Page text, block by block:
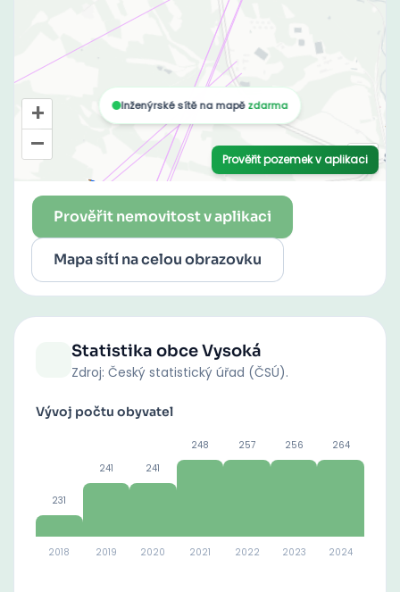
Prověřit nemovitost v aplikaci
Mapa sítí na celou obrazovku
Statistika obceVysoká
Zdroj: Český statistický úřad (ČSÚ).
Vývoj počtu obyvatel
231
2018
241
2019
241
2020
248
2021
257
2022
256
2023
264
2024